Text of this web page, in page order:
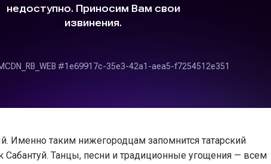
Именно таким нижегородцам запомнится татарский
Сабантуй. Танцы, песни и традиционные угощения — всем